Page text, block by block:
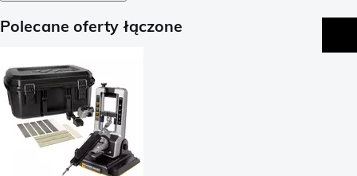
Polecane oferty łączone